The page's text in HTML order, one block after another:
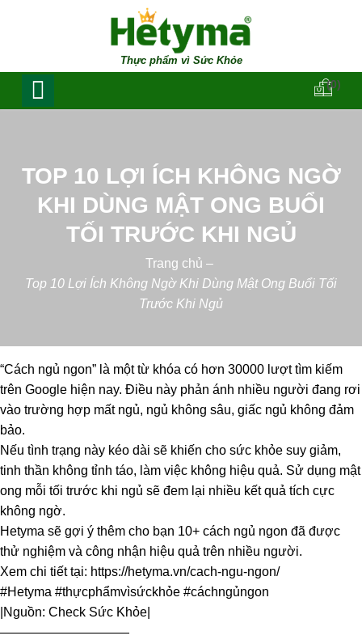
Thực phẩm vì Sức Khỏe
(0)
TOP 10 LỢI ÍCH KHÔNG NGỜ
KHI DÙNG MẬT ONG BUỔI
TỐI TRƯỚC KHI NGỦ
Trang chủ –
Top 10 Lợi Ích Không Ngờ Khi Dùng Mật Ong Buổi Tối
Trước Khi Ngủ
“Cách ngủ ngon” là một từ khóa có hơn 30000 lượt tìm kiếm
trên Google hiện nay. Điều này phản ánh nhiều người đang rơi
vào trường hợp mất ngủ, ngủ không sâu, giấc ngủ không đảm
bảo.
Nếu tình trạng này kéo dài sẽ khiến cho sức khỏe suy giảm,
tinh thần không tỉnh táo, làm việc không hiệu quả. Sử dụng mật
ong mỗi tối trước khi ngủ sẽ đem lại nhiều kết quả tích cực
không ngờ.
Hetyma sẽ gợi ý thêm cho bạn 10+ cách ngủ ngon đã được
thử nghiệm và công nhận hiệu quả trên nhiều người.
Xem chi tiết tại: https://hetyma.vn/cach-ngu-ngon/
#Hetyma #thựcphẩmvìsứckhỏe #cáchngủngon
|Nguồn: Check Sức Khỏe|
——————————